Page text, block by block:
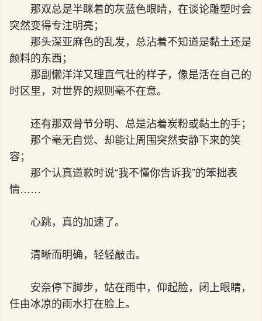
那双总是半眯着的灰蓝色眼睛，在谈论雕塑时会
突然变得专注明亮；
那头深亚麻色的乱发，总沾着不知道是黏土还是
颜料的东西；
那副懒洋洋又理直气壮的样子，像是活在自己的
时区里，对世界的规则毫不在意。
还有那双骨节分明、总是沾着炭粉或黏土的手；
那个毫无自觉、却能让周围突然安静下来的笑
容；
那个认真道歉时说“我不懂你告诉我”的笨拙表
情……
心跳，真的加速了。
清晰而明确，轻轻敲击。
安奈停下脚步，站在雨中，仰起脸，闭上眼睛，
任由冰凉的雨水打在脸上。